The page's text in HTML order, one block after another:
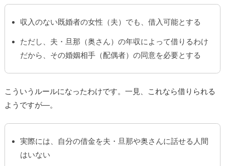
収入のない既婚者の女性（夫）でも、借入可能とする
ただし、夫・旦那（奥さん）の年収によって借りるわけ
だから、その婚姻相手（配偶者）の同意を必要とする
こういうルールになったわけです。一見、これなら借りられる
ようですが―。
実際には、自分の借金を夫・旦那や奥さんに話せる人間
はいない